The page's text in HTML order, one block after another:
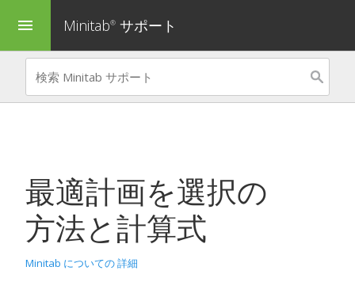
menu Minitab® サポート
最適計画を選択の
方法と計算式
Minitab についての 詳細